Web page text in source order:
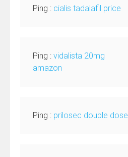
Ping : cialis tadalafil price
Ping : vidalista 20mg
amazon
Ping : prilosec double dose